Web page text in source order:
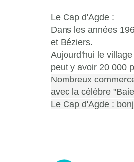
Le Cap d'Agde :
Dans les années
et Béziers.
Aujourd'hui le
peut y avoir 20 000
Nombreux
avec la célèbre
Le Cap d'Agde :